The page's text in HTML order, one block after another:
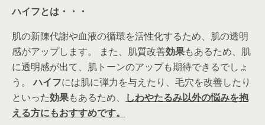
ハイフとは・・・
肌の新陳代謝や血液の循環を活性化するため、肌の透明
感がアップします。 また、肌質改善効果もあるため、肌
に透明感が出て、肌トーンのアップも期待できるでしょ
う。ハイフには肌に弾力を与えたり、毛穴を改善したり
といった効果もあるため、
しわやたるみ以外の悩みを抱
える方にもおすすめです。